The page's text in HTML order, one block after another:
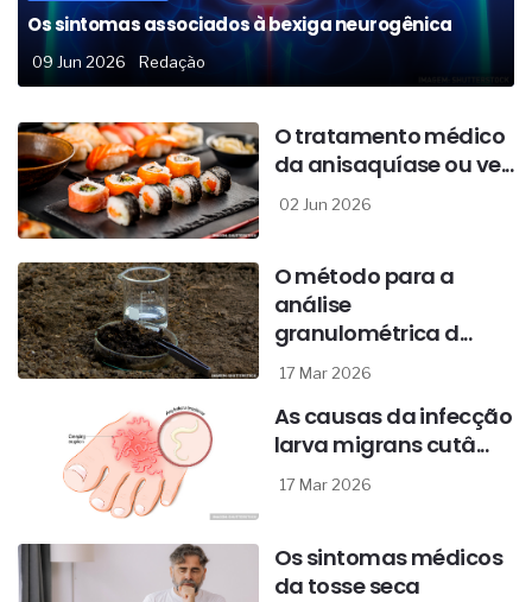
Os sintomas associados à bexiga neurogênica
09 Jun 2026 Redação
O tratamento médico
da anisaquíase ou ve...
02 Jun 2026
O método para a
análise
granulométrica d...
17 Mar 2026
As causas da infecção
larva migrans cutâ...
17 Mar 2026
Os sintomas médicos
da tosse seca